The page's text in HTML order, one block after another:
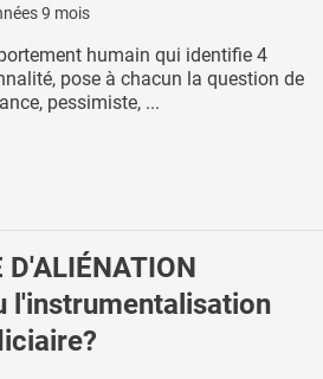
9 mois
humain qui identifie 4
pose à chacun la question de
pessimiste, ...
D'ALIÉNATION
l'instrumentalisation